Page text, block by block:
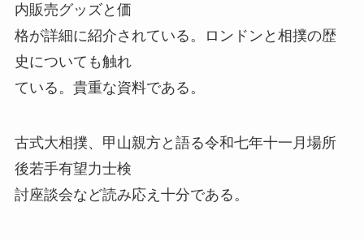
内販売グッズと価
格が詳細に紹介されている。ロンドンと相撲の歴
史についても触れ
ている。貴重な資料である。
古式大相撲、甲山親方と語る令和七年十一月場所
後若手有望力士検
討座談会など読み応え十分である。